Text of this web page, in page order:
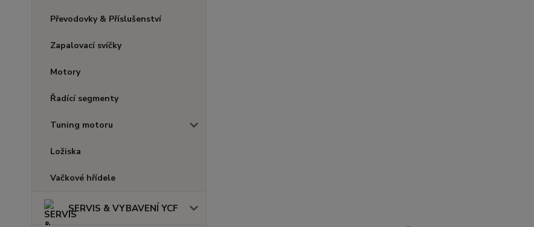
Převodovky & Příslušenství
Zapalovací svíčky
Motory
Řadící segmenty
Tuning motoru
Ložiska
Vačkové hřídele
SERVIS & VYBAVENÍ YCF